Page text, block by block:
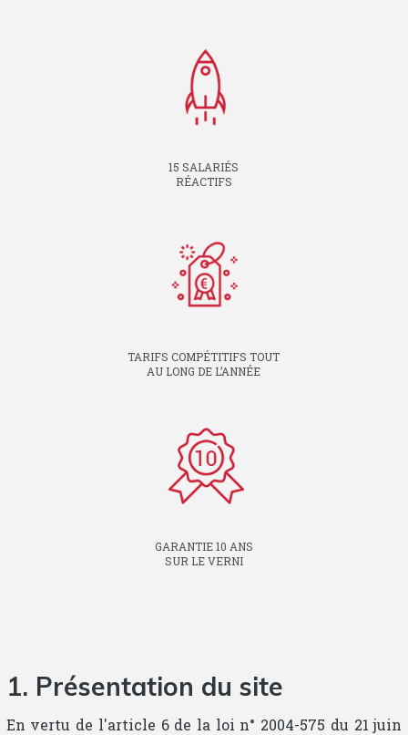
15 SALARIÉS
RÉACTIFS
TARIFS COMPÉTITIFS TOUT
AU LONG DE L’ANNÉE
GARANTIE 10 ANS
SUR LE VERNI
1. Présentation du site
En vertu de l'article 6 de la loi n° 2004-575 du 21 juin